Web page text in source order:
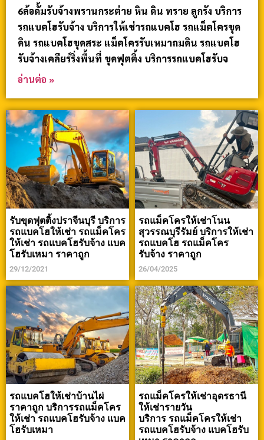
6ล้อดั้มรับจ้างพรานกระต่าย หิน ดิน ทราย ลูกรัง บริการ
รถแบคโฮรับจ้าง บริการให้เช่ารถแบคโฮ รถแม็คโครขุด
ดิน รถแบคโฮขุดสระ แม็คโครรับเหมาถมดิน รถแบคโฮ
รับจ้างเคลียร์ริ่งพื้นที่ ขุดฟุตติ้ง บริการรถแบคโฮรับจ
อ่านต่อ »
รับขุดฟุตติ้งปราจีนบุรี บริการ
รถแบคโฮให้เช่า รถแม็คโคร
ให้เช่า รถแบคโฮรับจ้าง แบค
โฮรับเหมา ราคาถูก
29/12/2021
รถแม็คโครให้เช่าโนน
สุวรรณบุรีรัมย์ บริการให้เช่า
รถแบคโฮ รถแม็คโคร
รับจ้าง ราคาถูก
26/04/2025
รถแบคโฮให้เช่าบ้านไผ่
ราคาถูก บริการรถแม็คโคร
ให้เช่า รถแบคโฮรับจ้าง แบค
โฮรับเหมา
รถแม็คโครให้เช่าอุดรธานี
ให้เช่ารายวัน
บริการ รถแม็คโครให้เช่า
รถแบคโฮรับจ้าง แบคโฮรับ